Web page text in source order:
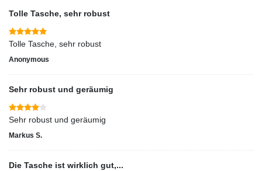
Tolle Tasche, sehr robust
Tolle Tasche, sehr robust
Anonymous
Sehr robust und geräumig
Sehr robust und geräumig
Markus S.
Die Tasche ist wirklich gut,...